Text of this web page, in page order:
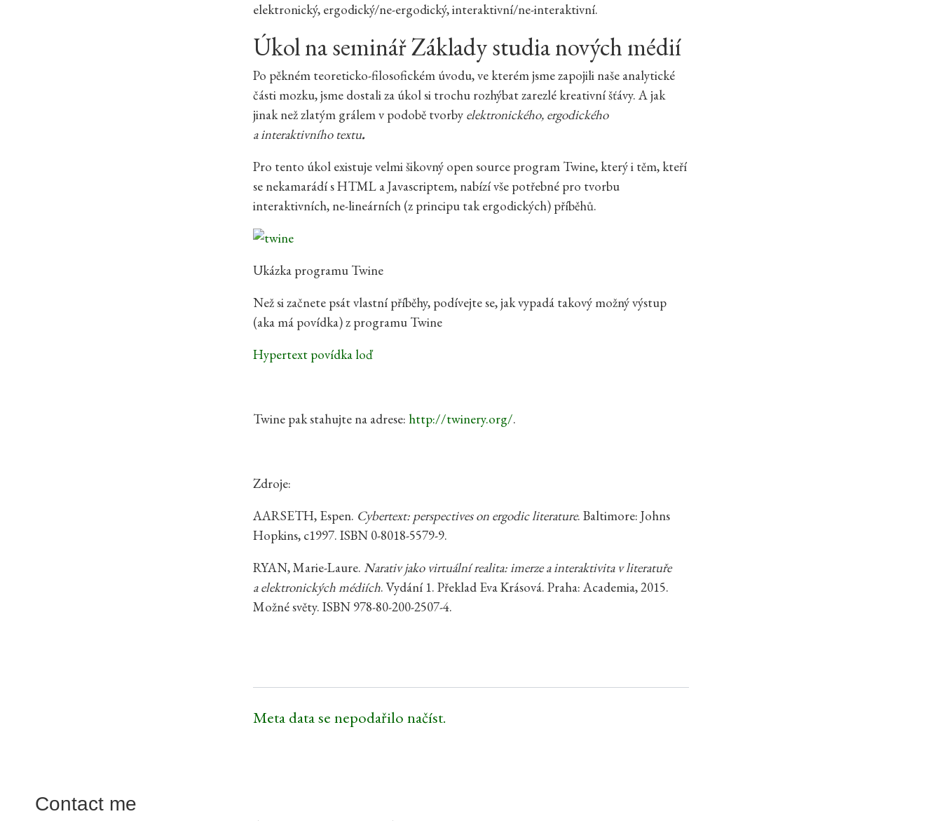
elektronický, ergodický/ne-ergodický, interaktivní/ne-interaktivní.
Úkol na seminář Základy studia nových médií
Po pěkném teoreticko-filosofickém úvodu, ve kterém jsme zapojili naše analytické
části mozku, jsme dostali za úkol si trochu rozhýbat zarezlé kreativní šťávy. A jak
jinak než zlatým grálem v podobě tvorby elektronického, ergodického
a interaktivního textu.
Pro tento úkol existuje velmi šikovný open source program Twine, který i těm, kteří
se nekamarádí s HTML a Javascriptem, nabízí vše potřebné pro tvorbu
interaktivních, ne-lineárních (z principu tak ergodických) příběhů.
Ukázka programu Twine
Než si začnete psát vlastní příběhy, podívejte se, jak vypadá takový možný výstup
(aka má povídka) z programu Twine
Hypertext povídka loď
Twine pak stahujte na adrese: http://twinery.org/.
Zdroje:
AARSETH, Espen. Cybertext: perspectives on ergodic literature. Baltimore: Johns
Hopkins, c1997. ISBN 0-8018-5579-9.
RYAN, Marie-Laure. Narativ jako virtuální realita: imerze a interaktivita v literatuře
a elektronických médiích. Vydání 1. Překlad Eva Krásová. Praha: Academia, 2015.
Možné světy. ISBN 978-80-200-2507-4.
Meta data se nepodařilo načíst.
Contact me